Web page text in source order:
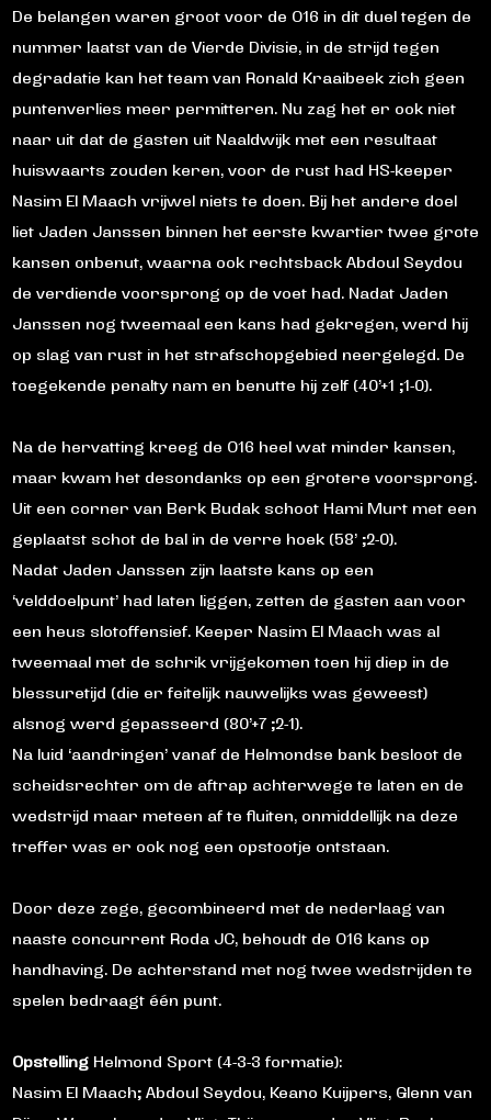
De belangen waren groot voor de O16 in dit duel tegen de
nummer laatst van de Vierde Divisie, in de strijd tegen
degradatie kan het team van Ronald Kraaibeek zich geen
puntenverlies meer permitteren. Nu zag het er ook niet
naar uit dat de gasten uit Naaldwijk met een resultaat
huiswaarts zouden keren, voor de rust had HS-keeper
Nasim El Maach vrijwel niets te doen. Bij het andere doel
liet Jaden Janssen binnen het eerste kwartier twee grote
kansen onbenut, waarna ook rechtsback Abdoul Seydou
de verdiende voorsprong op de voet had. Nadat Jaden
Janssen nog tweemaal een kans had gekregen, werd hij
op slag van rust in het strafschopgebied neergelegd. De
toegekende penalty nam en benutte hij zelf (40’+1 ;1-0).
Na de hervatting kreeg de O16 heel wat minder kansen,
maar kwam het desondanks op een grotere voorsprong.
Uit een corner van Berk Budak schoot Hami Murt met een
geplaatst schot de bal in de verre hoek (58’ ;2-0).
Nadat Jaden Janssen zijn laatste kans op een
‘velddoelpunt’ had laten liggen, zetten de gasten aan voor
een heus slotoffensief. Keeper Nasim El Maach was al
tweemaal met de schrik vrijgekomen toen hij diep in de
blessuretijd (die er feitelijk nauwelijks was geweest)
alsnog werd gepasseerd (80’+7 ;2-1).
Na luid ‘aandringen’ vanaf de Helmondse bank besloot de
scheidsrechter om de aftrap achterwege te laten en de
wedstrijd maar meteen af te fluiten, onmiddellijk na deze
treffer was er ook nog een opstootje ontstaan.
Door deze zege, gecombineerd met de nederlaag van
naaste concurrent Roda JC, behoudt de O16 kans op
handhaving. De achterstand met nog twee wedstrijden te
spelen bedraagt één punt.
OpstellingHelmond Sport (4-3-3 formatie):
Nasim El Maach; Abdoul Seydou, Keano Kuijpers, Glenn van